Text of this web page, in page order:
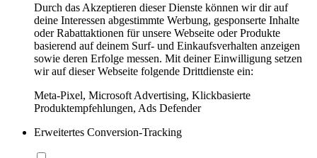
Durch das Akzeptieren dieser Dienste können wir dir auf
deine Interessen abgestimmte Werbung, gesponserte Inhalte
oder Rabattaktionen für unsere Webseite oder Produkte
basierend auf deinem Surf- und Einkaufsverhalten anzeigen
sowie deren Erfolge messen. Mit deiner Einwilligung setzen
wir auf dieser Webseite folgende Drittdienste ein:
Meta-Pixel, Microsoft Advertising, Klickbasierte
Produktempfehlungen, Ads Defender
Erweitertes Conversion-Tracking